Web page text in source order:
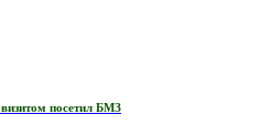
посетил БМЗ